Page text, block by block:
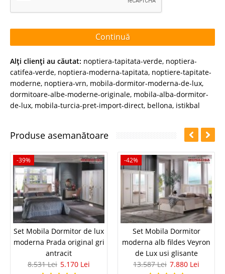
Continuă
Alţi clienţi au căutat: noptiera-tapitata-verde, noptiera-
catifea-verde, noptiera-moderna-tapitata, noptiere-tapitate-
moderne, noptiera-vrn, mobila-dormitor-moderna-de-lux,
dormitoare-albe-moderne-originale, mobila-alba-dormitor-
de-lux, mobila-turcia-pret-import-direct, bellona, istikbal
Produse asemanătoare
-39%
Set Mobila Dormitor de lux
moderna Prada original gri
antracit
8.531 Lei 5.170 Lei
-42%
Set Mobila Dormitor
moderna alb fildes Veyron
de Lux usi glisante
13.587 Lei 7.880 Lei